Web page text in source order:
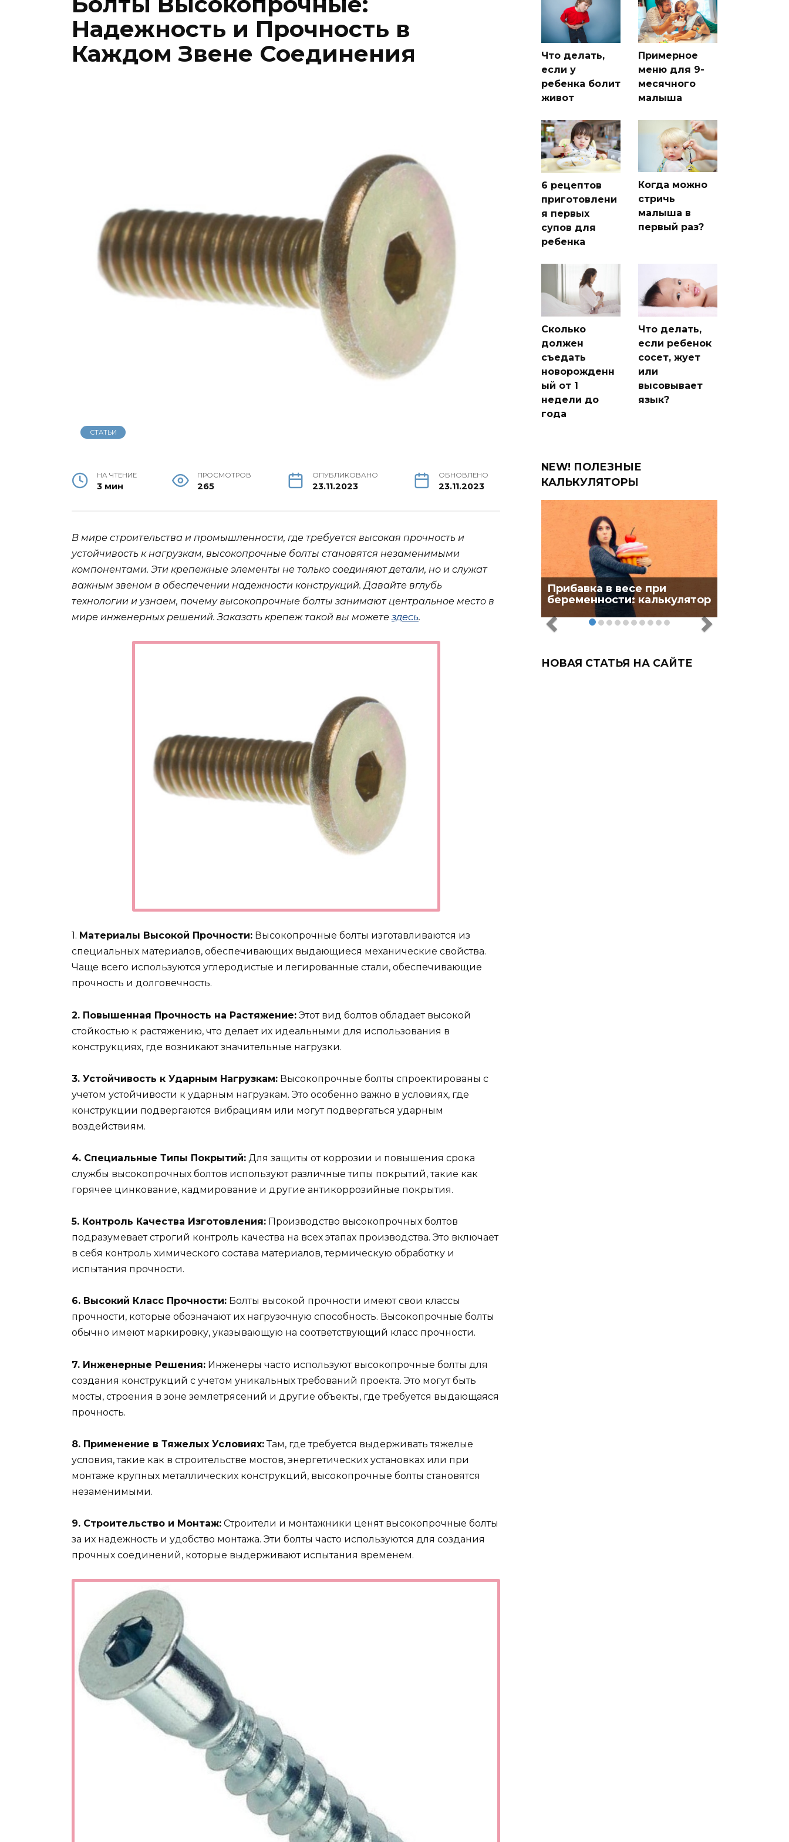
Надежность и Прочность в
Каждом Звене Соединения
СТАТЬИ
НА ЧТЕНИЕ
3 мин
ПРОСМОТРОВ
265
ОПУБЛИКОВАНО
23.11.2023
ОБНОВЛЕНО
23.11.2023
В мире строительства и промышленности, где требуется высокая прочность и
устойчивость к нагрузкам, высокопрочные болты становятся незаменимыми
компонентами. Эти крепежные элементы не только соединяют детали, но и служат
важным звеном в обеспечении надежности конструкций. Давайте вглубь
технологии и узнаем, почему высокопрочные болты занимают центральное место в
мире инженерных решений. Заказать крепеж такой вы можете здесь.
1. Материалы Высокой Прочности: Высокопрочные болты изготавливаются из
специальных материалов, обеспечивающих выдающиеся механические свойства.
Чаще всего используются углеродистые и легированные стали, обеспечивающие
прочность и долговечность.
2. Повышенная Прочность на Растяжение: Этот вид болтов обладает высокой
стойкостью к растяжению, что делает их идеальными для использования в
конструкциях, где возникают значительные нагрузки.
3. Устойчивость к Ударным Нагрузкам: Высокопрочные болты спроектированы с
учетом устойчивости к ударным нагрузкам. Это особенно важно в условиях, где
конструкции подвергаются вибрациям или могут подвергаться ударным
воздействиям.
4. Специальные Типы Покрытий: Для защиты от коррозии и повышения срока
службы высокопрочных болтов используют различные типы покрытий, такие как
горячее цинкование, кадмирование и другие антикоррозийные покрытия.
5. Контроль Качества Изготовления: Производство высокопрочных болтов
подразумевает строгий контроль качества на всех этапах производства. Это включает
в себя контроль химического состава материалов, термическую обработку и
испытания прочности.
6. Высокий Класс Прочности: Болты высокой прочности имеют свои классы
прочности, которые обозначают их нагрузочную способность. Высокопрочные болты
обычно имеют маркировку, указывающую на соответствующий класс прочности.
7. Инженерные Решения: Инженеры часто используют высокопрочные болты для
создания конструкций с учетом уникальных требований проекта. Это могут быть
мосты, строения в зоне землетрясений и другие объекты, где требуется выдающаяся
прочность.
8. Применение в Тяжелых Условиях:Там, где требуется выдерживать тяжелые
условия, такие как в строительстве мостов, энергетических установках или при
монтаже крупных металлических конструкций, высокопрочные болты становятся
незаменимыми.
9. Строительство и Монтаж: Строители и монтажники ценят высокопрочные болты
за их надежность и удобство монтажа. Эти болты часто используются для создания
прочных соединений, которые выдерживают испытания временем.
Что делать,
если у
ребенка болит
живот
Примерное
меню для 9-
месячного
малыша
6 рецептов
приготовлени
я первых
супов для
ребенка
Когда можно
стричь
малыша в
первый раз?
Сколько
должен
съедать
новорожденн
ый от 1
недели до
года
Что делать,
если ребенок
сосет, жует
или
высовывает
язык?
NEW! ПОЛЕЗНЫЕ
КАЛЬКУЛЯТОРЫ
Прибавка в весе при
беременности: калькулятор
НОВАЯ СТАТЬЯ НА САЙТЕ